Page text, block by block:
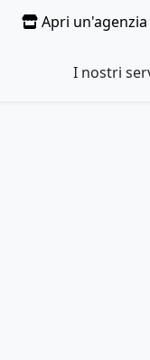
Apri un'agenzia
I nostri